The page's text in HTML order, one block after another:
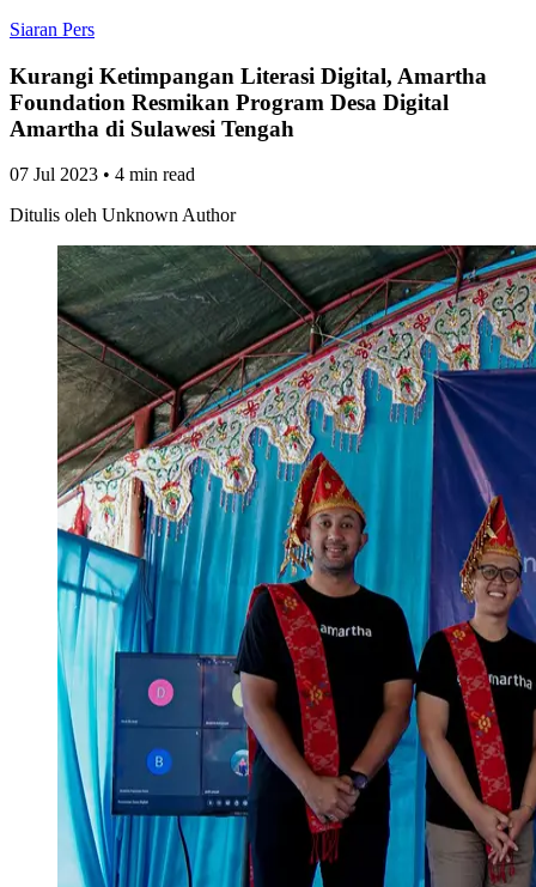
Siaran Pers
Kurangi Ketimpangan Literasi Digital, Amartha
Foundation Resmikan Program Desa Digital
Amartha di Sulawesi Tengah
07 Jul 2023 • 4 min read
Ditulis oleh Unknown Author